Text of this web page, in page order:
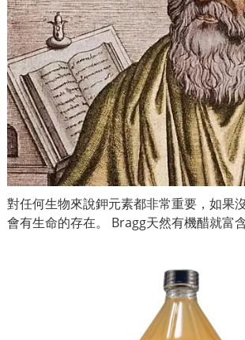
對任何生物來說鉀元素都非常重要，如果
會有生命的存在。 Bragg天然有機醋就富